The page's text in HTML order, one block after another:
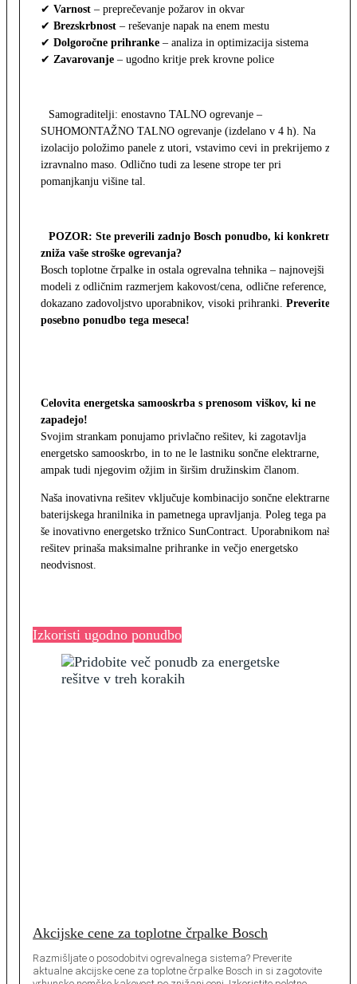
✔ Varnost – preprečevanje požarov in okvar
✔ Brezskrbnost – reševanje napak na enem mestu
✔ Dolgoročne prihranke – analiza in optimizacija sistema
✔ Zavarovanje – ugodno kritje prek krovne police
Samograditelji: enostavno TALNO ogrevanje –
SUHOMONTAŽNO TALNO ogrevanje (izdelano v 4 h). Na
izolacijo položimo panele z utori, vstavimo cevi in prekrijemo z
izravnalno maso. Odlično tudi za lesene strope ter pri
pomanjkanju višine tal.
POZOR: Ste preverili zadnjo Bosch ponudbo, ki konkretno
zniža vaše stroške ogrevanja?
Bosch toplotne črpalke in ostala ogrevalna tehnika – najnovejši
modeli z odličnim razmerjem kakovost/cena, odlične reference,
dokazano zadovoljstvo uporabnikov, visoki prihranki. Preverite
posebno ponudbo tega meseca!
Celovita energetska samooskrba s prenosom viškov, ki ne
zapadejo!
Svojim strankam ponujamo privlačno rešitev, ki zagotavlja
energetsko samooskrbo, in to ne le lastniku sončne elektrarne,
ampak tudi njegovim ožjim in širšim družinskim članom.
Naša inovativna rešitev vključuje kombinacijo sončne elektrarne,
baterijskega hranilnika in pametnega upravljanja. Poleg tega pa
še inovativno energetsko tržnico SunContract. Uporabnikom naša
rešitev prinaša maksimalne prihranke in večjo energetsko
neodvisnost.
Izkoristi ugodno ponudbo
Akcijske cene za toplotne črpalke Bosch
Razmišljate o posodobitvi ogrevalnega sistema? Preverite
aktualne akcijske cene za toplotne črpalke Bosch in si zagotovite